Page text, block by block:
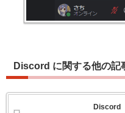
Discord に関する他の記
Discord